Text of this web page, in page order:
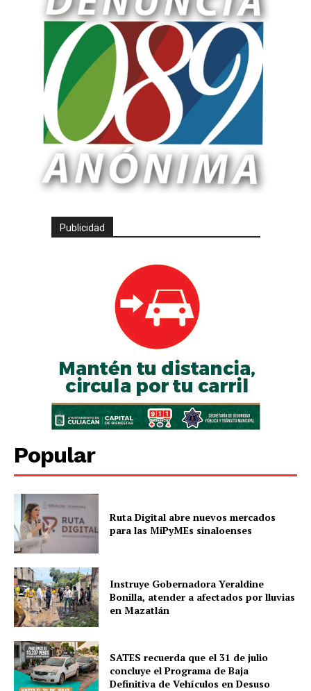
Publicidad
Popular
Ruta Digital abre nuevos mercados
para las MiPyMEs sinaloenses
Instruye Gobernadora Yeraldine
Bonilla, atender a afectados por lluvias
en Mazatlán
SATES recuerda que el 31 de julio
concluye el Programa de Baja
Definitiva de Vehículos en Desuso